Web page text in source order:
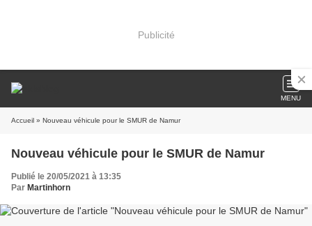
Publicité
MENU
Accueil » Nouveau véhicule pour le SMUR de Namur
Nouveau véhicule pour le SMUR de Namur
Publié le 20/05/2021 à 13:35
Par Martinhorn